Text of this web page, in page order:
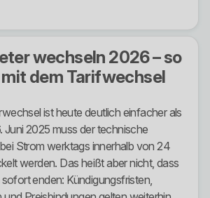
wechseln 2026 – so
mit dem Tarifwechsel
ist heute deutlich einfacher als
Juni 2025 muss der technische
Strom werktags innerhalb von 24
werden. Das heißt aber nicht, dass
enden: Kündigungsfristen,